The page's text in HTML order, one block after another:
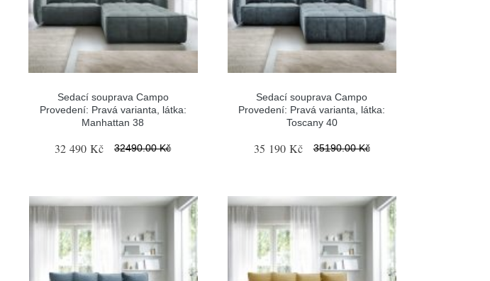
Sedací souprava Campo
Provedení: Pravá varianta, látka:
Manhattan 38
32 490 Kč 32490.00 Kč
Sedací souprava Campo
Provedení: Pravá varianta, látka:
Toscany 40
35 190 Kč 35190.00 Kč